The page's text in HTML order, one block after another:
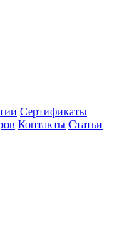
Сертификаты
Контакты Статьи